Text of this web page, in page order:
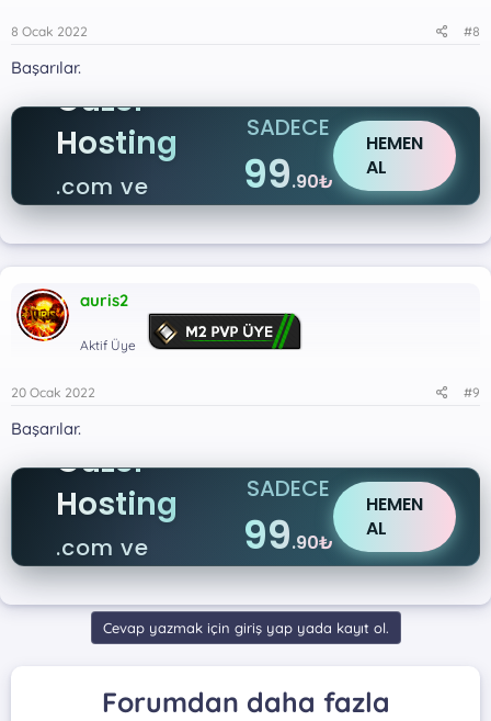
8 Ocak 2022 #8
Başarılar.
Güzel
Hosting
.com ve
.net
SADECE
99.90₺
HEMEN
AL
auris2
Aktif Üye
20 Ocak 2022 #9
Başarılar.
Güzel
Hosting
.com ve
.net
SADECE
99.90₺
HEMEN
AL
Cevap yazmak için giriş yap yada kayıt ol.
Forumdan daha fazla